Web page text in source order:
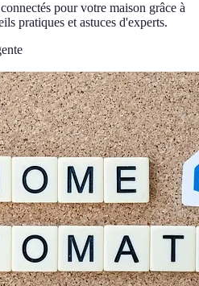
pour votre maison grâce à
pratiques et astuces d'experts.